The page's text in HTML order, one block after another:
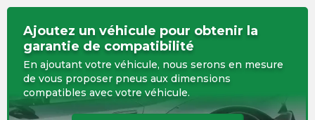
Ajoutez un véhicule pour obtenir la
garantie de compatibilité
En ajoutant votre véhicule, nous serons en mesure
de vous proposer pneus aux dimensions
compatibles avec votre véhicule.